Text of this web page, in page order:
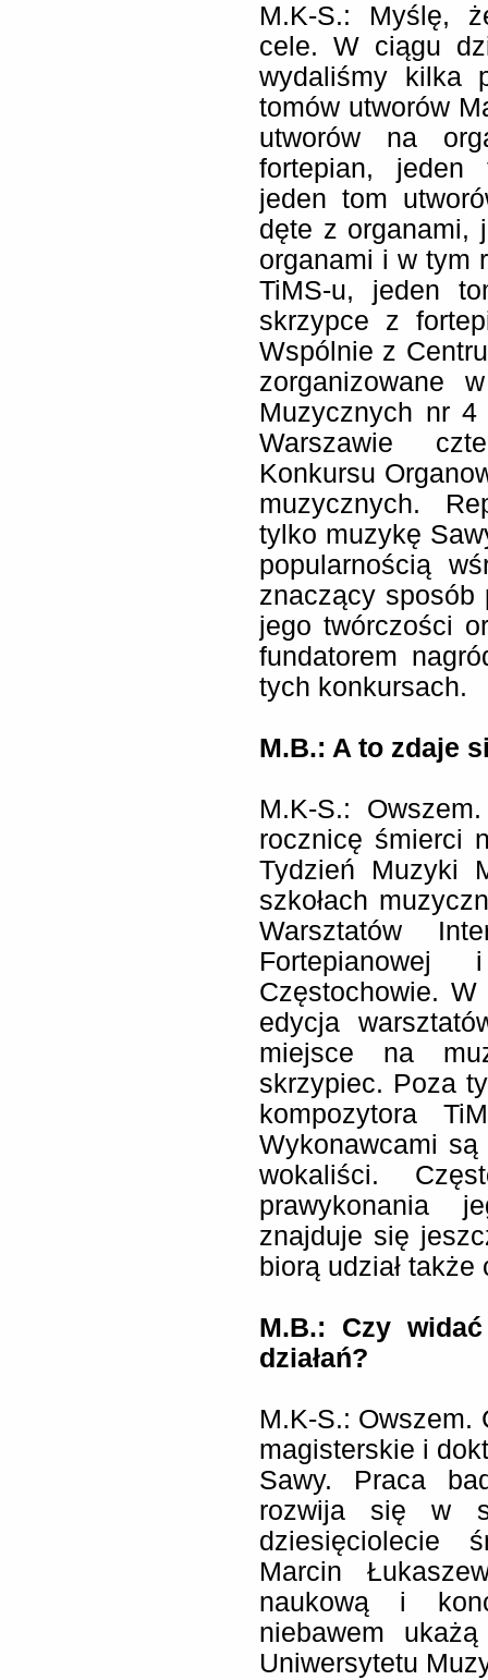
M.K-S.: Myślę,
cele. W ciągu
wydaliśmy kilka
tomów utworów
utworów na
fortepian, jeden
jeden tom
dęte z organami,
organami i w tym
TiMS-u, jeden
skrzypce z
Wspólnie z
zorganizowane
Muzycznych nr
Warszawie
Konkursu
muzycznych.
tylko muzykę
popularnością
znaczący sposób
jego twórczości
fundatorem
tych konkursach.
M.B.: A to zdaje
M.K-S.:
rocznicę śmierci
Tydzień Muzyki
szkołach
Warsztatów
Częstochowie.
edycja
miejsce na
skrzypiec. Poza
kompozytora
Wykonawcami
wokaliści.
prawykonania
znajduje się
biorą udział
M.B.: Czy
działań?
M.K-S.: Owszem.
magisterskie i
Sawy. Praca
rozwija się w
dziesięciolecie
Marcin
naukową i
niebawem
Uniwersytetu